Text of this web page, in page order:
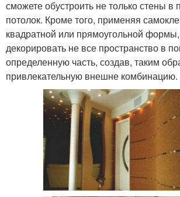
сможете обустроить не только стены в
потолок. Кроме того, применяя
квадратной или прямоугольной
декорировать не все пространство в
определенную часть, создав, таким
привлекательную внешне комбинацию.